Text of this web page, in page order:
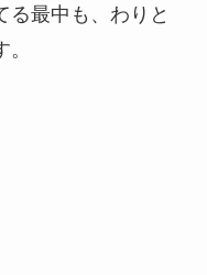
る最中も、わりと